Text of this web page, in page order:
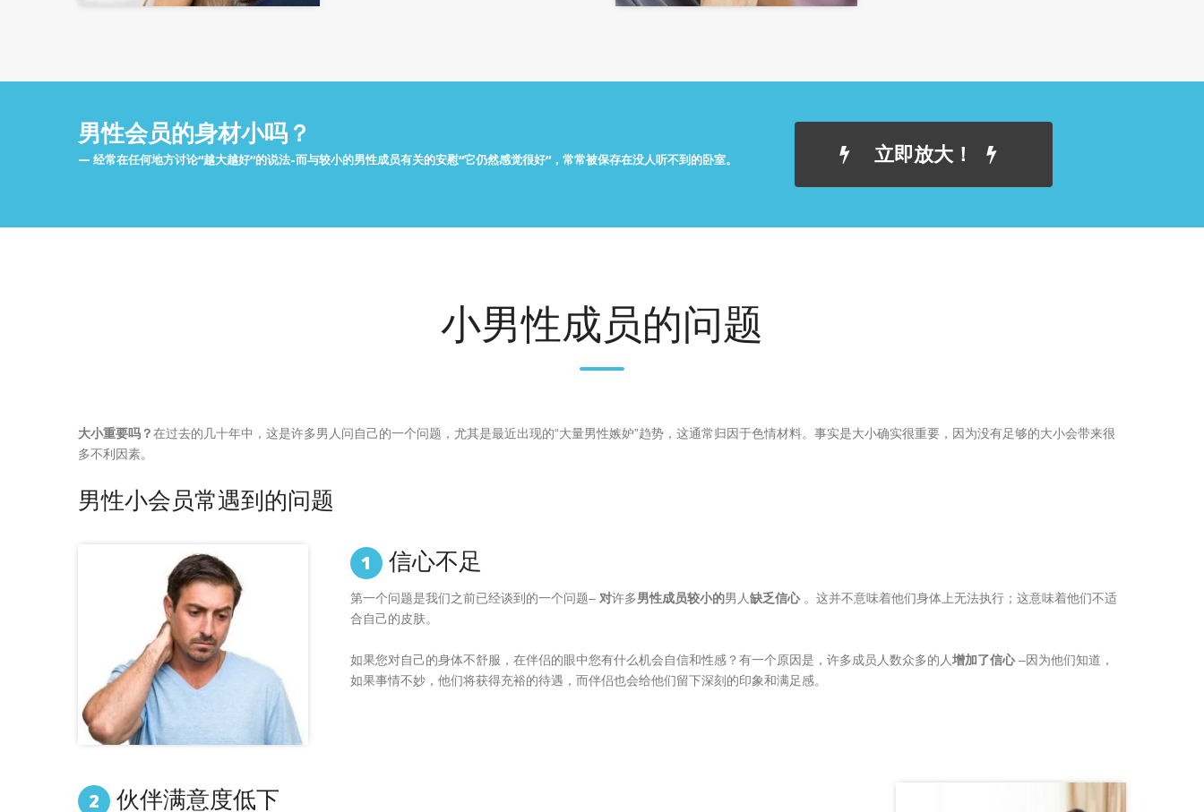
男性会员的身材小吗？
经常在任何地方讨论“越大越好”的说法-而与较小的男性成员有关的安慰“它仍然感觉很好”，常常被保存在没人听不到的卧室。 立即放大！
小男性成员的问题
大小重要吗？在过去的几十年中，这是许多男人问自己的一个问题，尤其是最近出现的“大量男性嫉妒”趋势，这通常归因于色情材料。事实是大小确实很重要，因为没有足够的大小会带来很
多不利因素。
男性小会员常遇到的问题
1 信心不足
第一个问题是我们之前已经谈到的一个问题– 对许多男性成员较小的男人缺乏信心。这并不意味着他们身体上无法执行；这意味着他们不适
合自己的皮肤。
如果您对自己的身体不舒服，在伴侣的眼中您有什么机会自信和性感？有一个原因是，许多成员人数众多的人增加了信心–因为他们知道，
如果事情不妙，他们将获得充裕的待遇，而伴侣也会给他们留下深刻的印象和满足感。
2 伙伴满意度低下